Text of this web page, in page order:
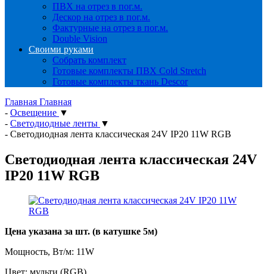
ПВХ на отрез в пог.м.
Дескор на отрез в пог.м.
Фактурные на отрез в пог.м.
Double Vision
Своими руками
Собрать комплект
Готовые комплекты ПВХ Cold Stretch
Готовые комплекты ткань Descor
Главная Главная
- Освещение ▼
- Светодиодные ленты ▼
- Светодиодная лента классическая 24V IP20 11W RGB
Светодиодная лента классическая 24V
IP20 11W RGB
Цена указана за шт. (в катушке 5м)
Мощность, Вт/м: 11W